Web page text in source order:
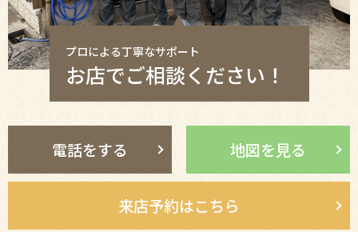
プロによる丁寧なサポート
お店でご相談ください！
電話をする 地図を見る
来店予約はこちら